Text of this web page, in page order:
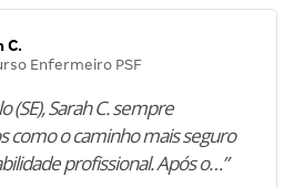
C.
Enfermeiro PSF
(SE), Sarah C. sempre
como o caminho mais seguro
profissional. Após o…”